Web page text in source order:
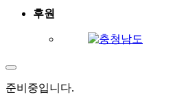
후원
준비중입니다.